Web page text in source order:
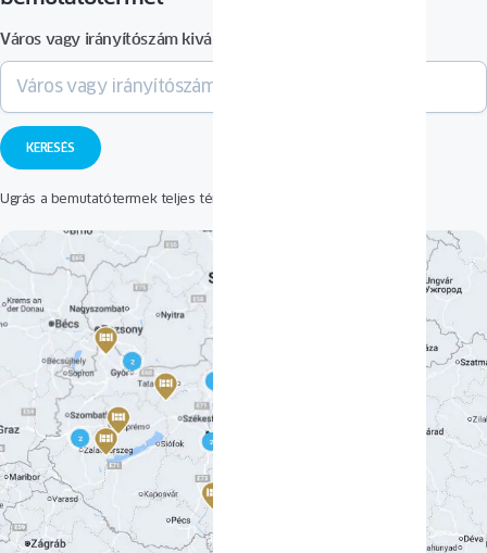
Város vagy irányítószám kiválasztása
Ugrás a bemutatótermek teljes térképéhez